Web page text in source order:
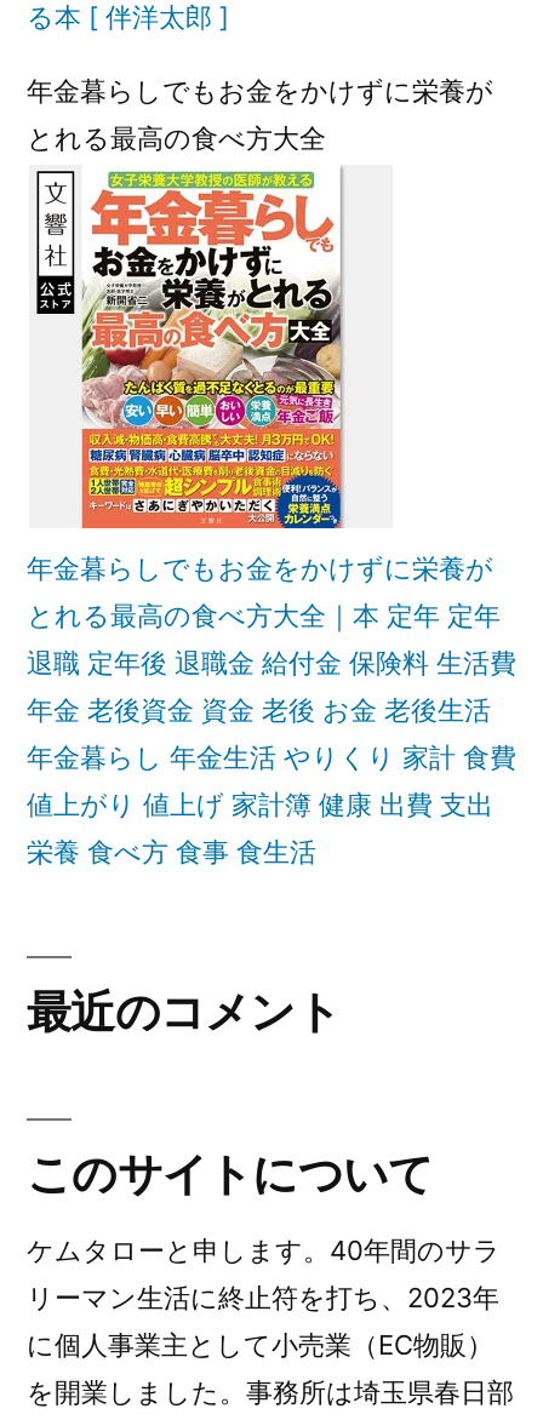
る本 [ 伴洋太郎 ]
年金暮らしでもお金をかけずに栄養が
とれる最高の食べ方大全
年金暮らしでもお金をかけずに栄養が
とれる最高の食べ方大全｜本 定年 定年
退職 定年後 退職金 給付金 保険料 生活費
年金 老後資金 資金 老後 お金 老後生活
年金暮らし 年金生活 やりくり 家計 食費
値上がり 値上げ 家計簿 健康 出費 支出
栄養 食べ方 食事 食生活
最近のコメント
このサイトについて
ケムタローと申します。40年間のサラ
リーマン生活に終止符を打ち、2023年
に個人事業主として小売業（EC物販）
を開業しました。事務所は埼玉県春日部